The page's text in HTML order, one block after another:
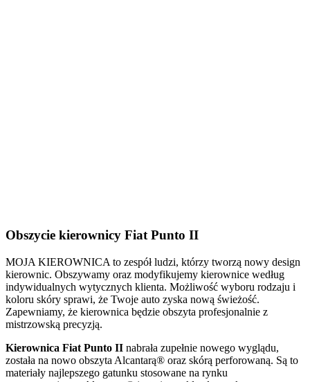
Obszycie kierownicy Fiat Punto II
MOJA KIEROWNICA to zespół ludzi, którzy tworzą nowy design
kierownic. Obszywamy oraz modyfikujemy kierownice według
indywidualnych wytycznych klienta. Możliwość wyboru rodzaju i
koloru skóry sprawi, że Twoje auto zyska nową świeżość.
Zapewniamy, że kierownica będzie obszyta profesjonalnie z
mistrzowską precyzją.
Kierownica Fiat Punto II nabrała zupełnie nowego wyglądu,
została na nowo obszyta Alcantarą® oraz skórą perforowaną. Są to
materiały najlepszego gatunku stosowane na rynku